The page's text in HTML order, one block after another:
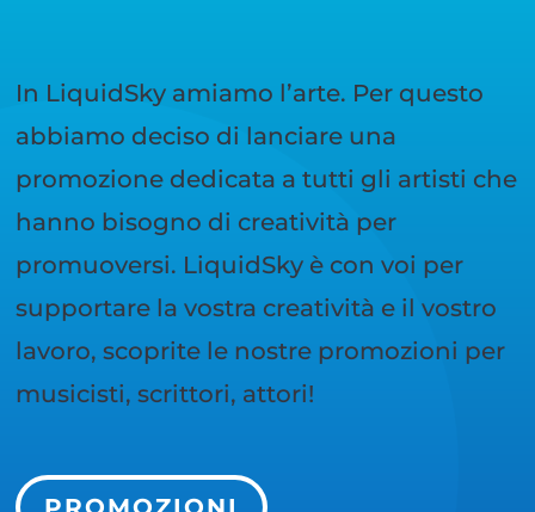
In LiquidSky amiamo l’arte. Per questo
abbiamo deciso di lanciare una
promozione dedicata a tutti gli artisti che
hanno bisogno di creatività per
promuoversi. LiquidSky è con voi per
supportare la vostra creatività e il vostro
lavoro, scoprite le nostre promozioni per
musicisti, scrittori, attori!